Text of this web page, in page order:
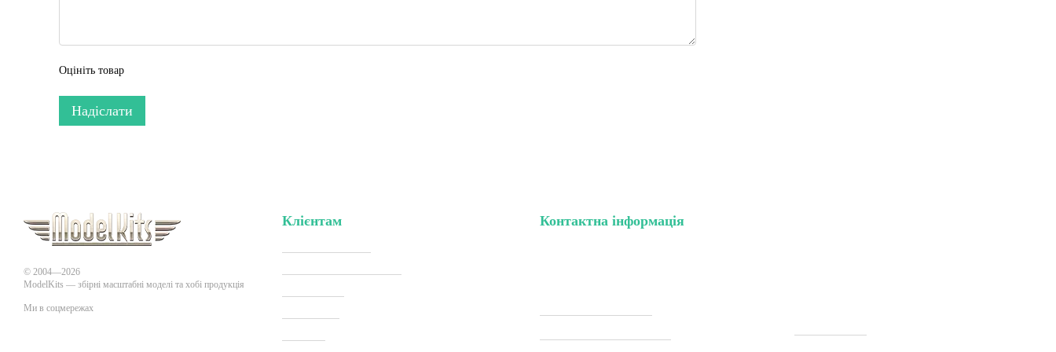
Оцініть товар
Надіслати
© 2004—2026
ModelKits — збірні масштабні моделі та хобі продукція
Ми в соцмережах
Клієнтам Контактна інформація